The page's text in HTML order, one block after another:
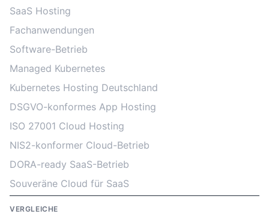
SaaS Hosting
Fachanwendungen
Software-Betrieb
Managed Kubernetes
Kubernetes Hosting Deutschland
DSGVO-konformes App Hosting
ISO 27001 Cloud Hosting
NIS2-konformer Cloud-Betrieb
DORA-ready SaaS-Betrieb
Souveräne Cloud für SaaS
VERGLEICHE